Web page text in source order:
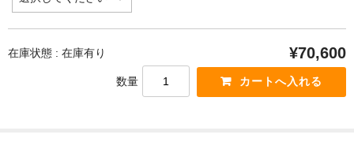
在庫状態 : 在庫有り ¥70,600
数量